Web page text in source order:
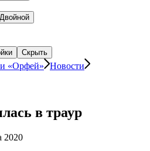
Двойной
Скрыть
«Орфей» Новости
в траур
2020